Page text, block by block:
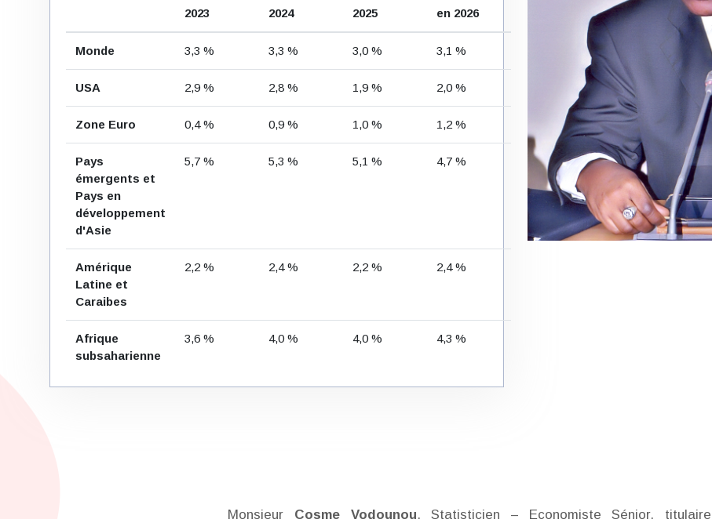
2023
2024
2025
en 2026
Monde 3,3 % 3,3 % 3,0 % 3,1 %
USA 2,9 % 2,8 % 1,9 % 2,0 %
Zone Euro 0,4 % 0,9 % 1,0 % 1,2 %
Pays
émergents et
Pays en
développement
d'Asie
5,7 % 5,3 % 5,1 % 4,7 %
Amérique
Latine et
Caraibes
2,2 % 2,4 % 2,2 % 2,4 %
Afrique
subsaharienne
3,6 % 4,0 % 4,0 % 4,3 %
Monsieur Cosme Vodounou, Statisticien – Economiste Sénior,